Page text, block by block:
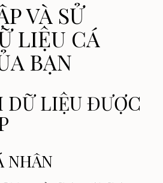
VÀ SỬ
LIỆU CÁ
BẠN
DỮ LIỆU ĐƯỢC
NHÂN